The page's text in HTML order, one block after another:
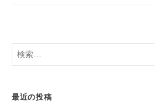
検
最近の投稿